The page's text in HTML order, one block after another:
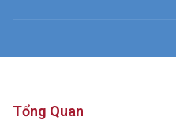
Tổng Quan